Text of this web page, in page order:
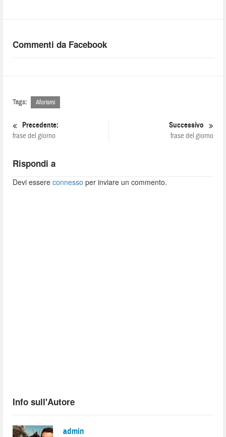
Commenti da Facebook
Tags: Aforismi
Precedente:
frase del giorno
Successivo
frase del giorno
Rispondi a
Devi essereconnesso per inviare un commento.
Info sull'Autore
admin